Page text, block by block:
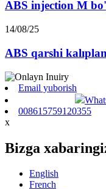
ABS injection M
14/08/25
ABS qarshi
Email yuborish
008615759120355
x
Bizga
English
French